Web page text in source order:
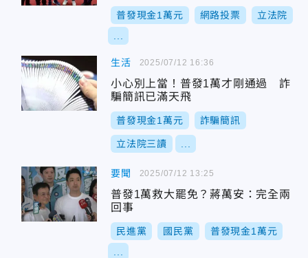
普發現金1萬元 網路投票 立法院
生活
小心別上當！普發1萬才剛通過 詐
騙簡訊已滿天飛
普發現金1萬元 詐騙簡訊
立法院三讀
2025/07/12 16:36
要聞
普發1萬救大罷免？蔣萬安：完全兩
回事
民進黨 國民黨 普發現金1萬元
2025/07/12 13:25